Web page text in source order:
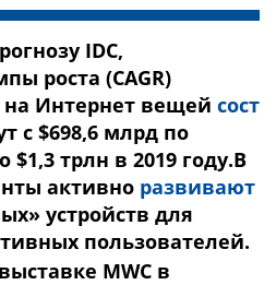
IDC,
роста (CAGR)
Интернет вещей сост
с $698,6 млрд по
$1,3 трлн в 2019 году.В
активно развивают
устройств для
пользователей.
MWC в